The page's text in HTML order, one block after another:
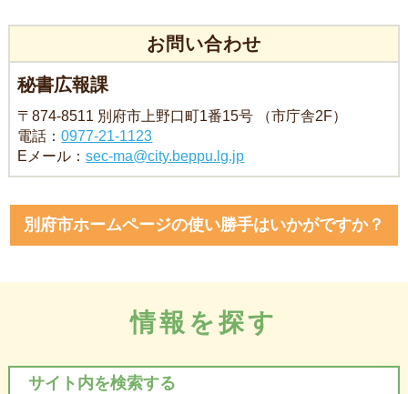
お問い合わせ
秘書広報課
〒874-8511 別府市上野口町1番15号 （市庁舎2F）
電話：0977-21-1123
Eメール：sec-ma@city.beppu.lg.jp
別府市ホームページの使い勝手はいかがですか？
情報を探す
サイト内を検索する